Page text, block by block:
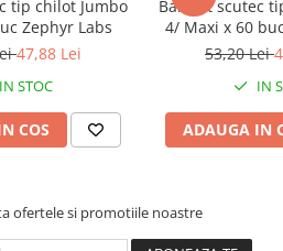
tip chilot Jumbo
Zephyr Labs
47,88 Lei
IN STOC
COS
BabyFit scutec
4/ Maxi x 60
53,20 Lei
IN
ADAUGA IN
ofertele si promotiile noastre